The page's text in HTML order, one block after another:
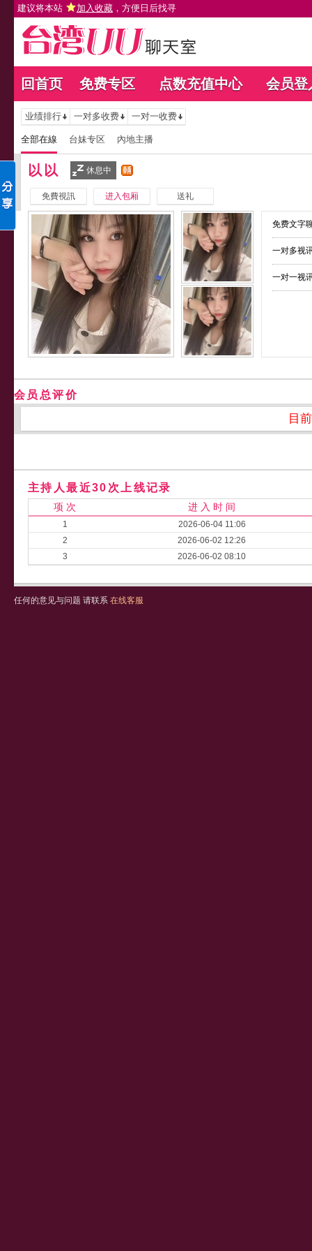
建议将本站 加入收藏 ，方便日后找寻
回首页 免费专区 点数充值中心 会员登
业绩排行 一对多收费 一对一收费
全部在線 台妹专区 內地主播
以以 休息中
免費視訊 进入包厢 送礼
免费文字
一对多视
一对一视
会员总评价
目
主持人最近30次上线记录
项 次 进 入 时 间
1
2026-06-04 11:06
2
2026-06-02 12:26
3
2026-06-02 08:10
任何的意见与问题 请联系 在线客服